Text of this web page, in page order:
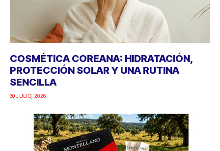
COSMÉTICA COREANA: HIDRATACIÓN,
PROTECCIÓN SOLAR Y UNA RUTINA
SENCILLA
30 JULIO, 2026